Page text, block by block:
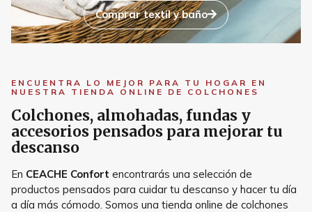
Comprar textil y baño
ENCUENTRA LO MEJOR PARA TU HOGAR EN
NUESTRA TIENDA ONLINE DE COLCHONES
Colchones, almohadas, fundas y
accesorios pensados para mejorar tu
descanso
En CEACHE Confort encontrarás una selección de
productos pensados para cuidar tu descanso y hacer tu día
a día más cómodo. Somos una tienda online de colchones